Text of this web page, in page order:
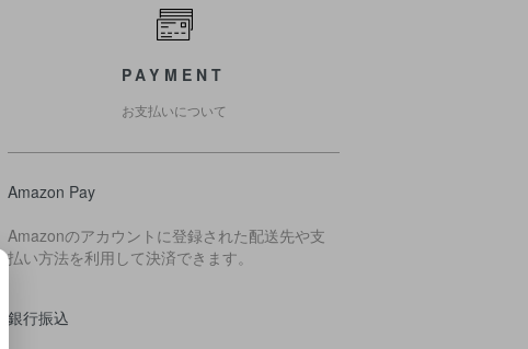
PAYMENT
お支払いについて
Amazon Pay
Amazonのアカウントに登録された配送先や支
払い方法を利用して決済できます。
銀行振込